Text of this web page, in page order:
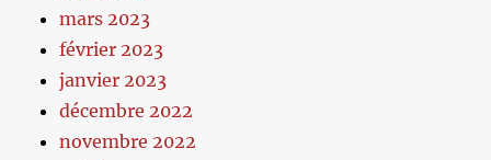
mars 2023
février 2023
janvier 2023
décembre 2022
novembre 2022